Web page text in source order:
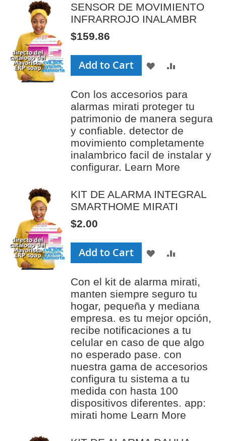
SENSOR DE MOVIMIENTO
INFRARROJO INALAMBR
$159.86
Add to Cart
ADD
WISH
LIST
Con los accesorios para
alarmas mirati proteger tu
patrimonio de manera segura
y confiable. detector de
movimiento completamente
inalambrico facil de instalar y
configurar. Learn More
KIT DE ALARMA INTEGRAL
SMARTHOME MIRATI
$2.00
Add to Cart
ADD
WISH
LIST
Con el kit de alarma mirati,
manten siempre seguro tu
hogar, pequeña y mediana
empresa. es tu mejor opción,
recibe notificaciones a tu
celular en caso de que algo
no esperado pase. con
nuestra gama de accesorios
configura tu sistema a tu
medida con hasta 100
dispositivos diferentes. app:
mirati home Learn More